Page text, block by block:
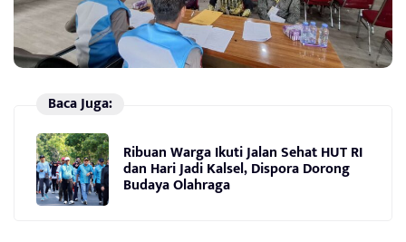
Baca Juga:
Ribuan Warga Ikuti Jalan Sehat HUT RI
dan Hari Jadi Kalsel, Dispora Dorong
Budaya Olahraga